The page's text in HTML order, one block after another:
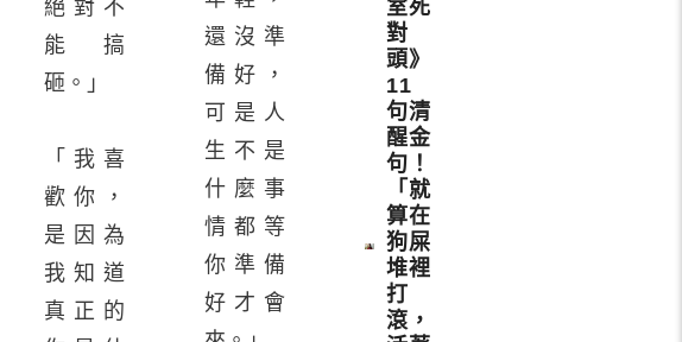
絕對不
能搞
砸。」
「我喜
歡你，
是因為
我知道
真正的
還沒準
備好，
可是人
生不是
什麼事
情都等
你準備
好才會
室死
對
頭》
11
句清
醒金
句！
「就
算在
狗屎
堆裡
打
滾，